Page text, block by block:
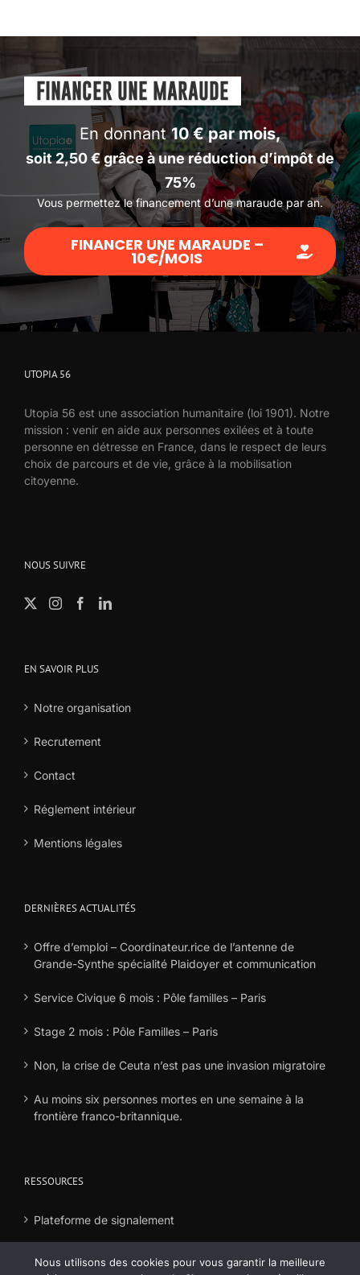
FINANCER UNE MARAUDE
En donnant10 € par mois,
soit 2,50 € grâce à une réduction d’impôt de
75%
Vous permettez le financement d’une maraude par an.
FINANCER UNE MARAUDE –
10€/MOIS
UTOPIA 56
Utopia 56 est une association humanitaire (loi 1901). Notre
mission : venir en aide aux personnes exilées et à toute
personne en détresse en France, dans le respect de leurs
choix de parcours et de vie, grâce à la mobilisation
citoyenne.
NOUS SUIVRE
EN SAVOIR PLUS
Notre organisation
Recrutement
Contact
Réglement intérieur
Mentions légales
DERNIÈRES ACTUALITÉS
Offre d’emploi – Coordinateur.rice de l’antenne de
Grande-Synthe spécialité Plaidoyer et communication
Service Civique 6 mois : Pôle familles – Paris
Stage 2 mois : Pôle Familles – Paris
Non, la crise de Ceuta n’est pas une invasion migratoire
Au moins six personnes mortes en une semaine à la
frontière franco-britannique.
RESSOURCES
Plateforme de signalement
Nous utilisons des cookies pour vous garantir la meilleure